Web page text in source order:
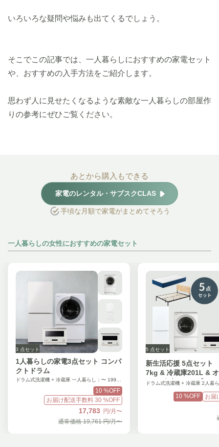
いろいろな疑問や悩みも出てくるでしょう。
そこでこの記事では、一人暮らしにおすすめの家電セット
や、おすすめの入手方法をご紹介します。
思わず人に見せたくなるような素敵な一人暮らしの部屋作
りの参考にぜひご覧ください。
あとから購入もできる
家電のレンタル・サブスクCLAS
手頃な月額で家電がまとめてそろう
一人暮らしの女性におすすめの家電セット
1人暮らしの家電3点セット コンパ
クトドラム
3 点セット
10 %OFF
お届け配送手数料 30 %OFF
17,783 円/月〜
通常価格 19,761 円/月〜
新生活応援 5点セット
7kg & 冷蔵庫201L &
セミダブルベッド】
5 点セット
10 %OFF お届